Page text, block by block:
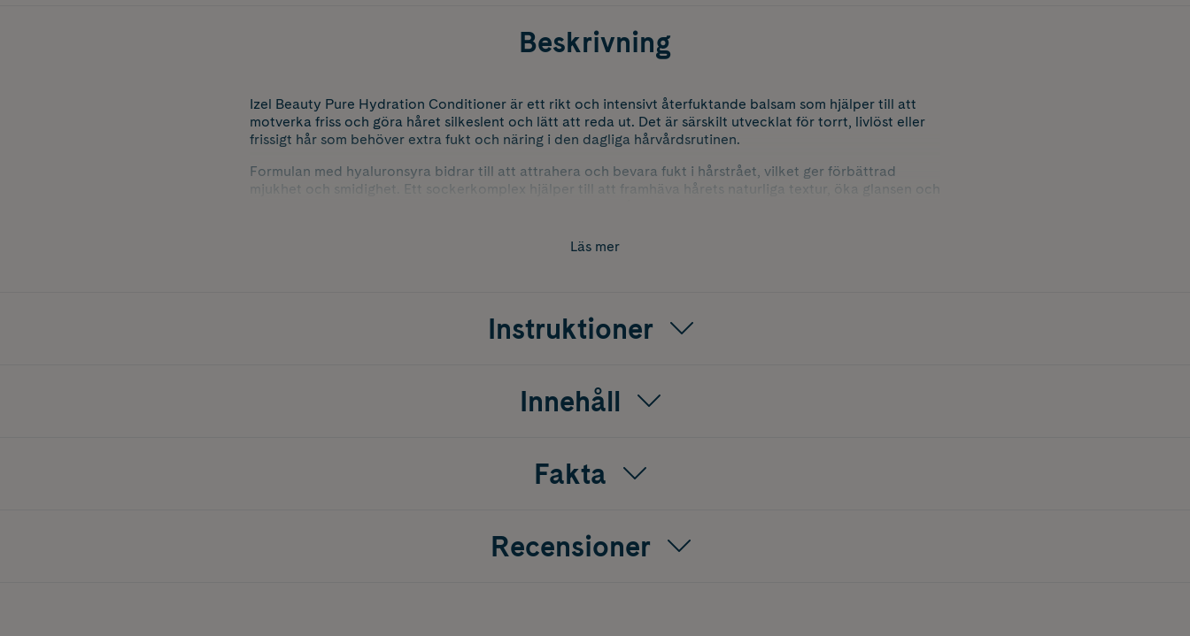
Beskrivning
Izel Beauty Pure Hydration Conditioner är ett rikt och intensivt återfuktande balsam som hjälper till att
motverka friss och göra håret silkeslent och lätt att reda ut. Det är särskilt utvecklat för torrt, livlöst eller
frissigt hår som behöver extra fukt och näring i den dagliga hårvårdsrutinen.
Formulan med hyaluronsyra bidrar till att attrahera och bevara fukt i hårstrået, vilket ger förbättrad
mjukhet och smidighet. Ett sockerkomplex hjälper till att framhäva hårets naturliga textur, öka glansen och
Balsamet gör håret mer lättkammat och följsamt samtidigt som det ger en fräsch, återfuktad känsla och
Applicera i nytvättat, fuktigt hår, massera in i längder och toppar och skölj noggrant.
Läs mer
Instruktioner
Innehåll
Fakta
Recensioner